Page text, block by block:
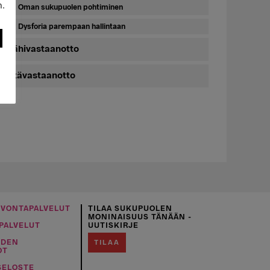
Oman sukupuolen pohtiminen
Dysforia parempaan hallintaan
Lähivastaanotto
Etävastaanotto
TILAA SUKUPUOLEN
MONINAISUUS TÄNÄÄN -
UUTISKIRJE
TILAA